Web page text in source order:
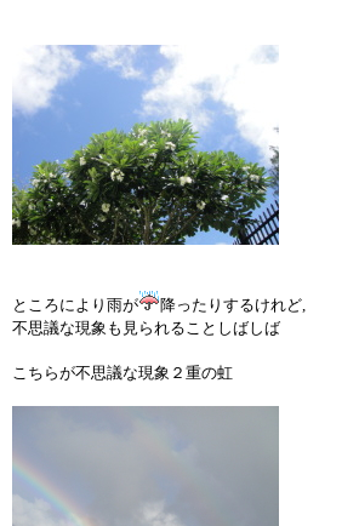
ところにより雨が
降ったりするけれど,
不思議な現象も見られることしばしば
こちらが不思議な現象２重の虹